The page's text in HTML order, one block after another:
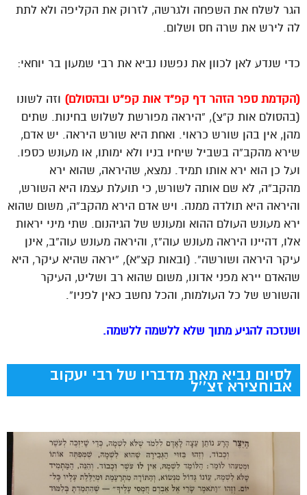
הגר לשלח את השפחה ולגרשה, לזרוק את הקליפה ולא לתת
לה לירש את שרה חס ושלום.
כדי שנדע לאן לכוון את נפשנו נביא את רבי שמעון בר יוחאי:
(הקדמת ספר הזהר דף קפ”ד אות קפ”ט ובהסולם) וזה לשונו
(בהסולם אות ק”צ), “היראה מפורשת לשלוש בחינות. שתים
מהן, אין בהן שורש כראוי. ואחת היא שורש היראה. יש אדם,
שירא מהקב”ה בשביל שיחיו בניו ולא ימותו, או מעונש כספו.
ועל כן הוא ירא אותו תמיד. נמצא, שהיראה, שהוא ירא
מהקב”ה, לא שם אותה לשורש, כי תועלת עצמו היא השורש,
והיראה היא תולדה ממנה. ויש אדם הירא מהקב”ה, משום שהוא
ירא מעונש העולם ההוא ומעונש של הגיהנום. שתי מיני יראות
אלו, דהיינו היראה מעונש עוה”ז, והיראה מעונש עוה”ב, אינן
עיקר היראה ושורשה”. (ובאות קצ”א), “יראה שהיא עיקר, היא
שהאדם יירא מפני אדונו, משום שהוא רב ושליט, העיקר
והשורש של כל העולמות, והכל נחשב כאין לפניו”.
ושנזכה להגיע מתוך שלא ללשמה ללשמה.
לסיום נביא מאת מדבריו של רבי יעקוב
אבוחצירא זצ``ל